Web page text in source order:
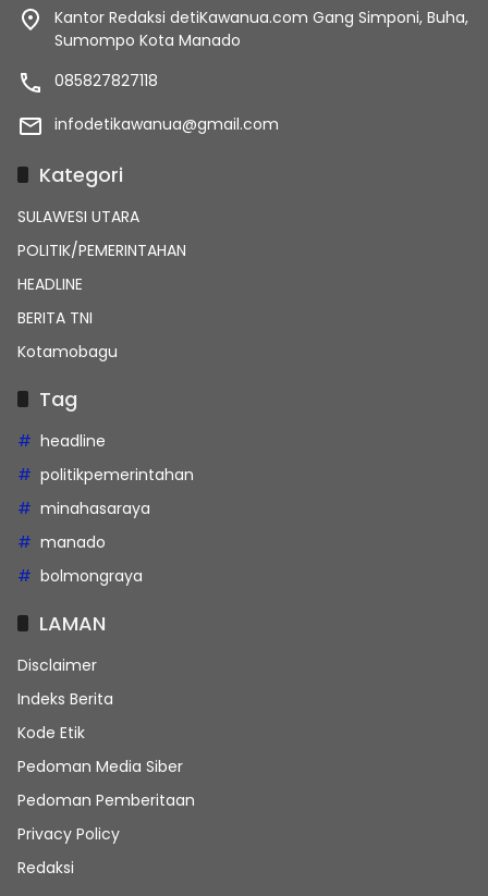
Kantor Redaksi detiKawanua.com Gang Simponi, Buha,
Sumompo Kota Manado
085827827118
infodetikawanua@gmail.com
Kategori
SULAWESI UTARA
POLITIK/PEMERINTAHAN
HEADLINE
BERITA TNI
Kotamobagu
Tag
headline
politikpemerintahan
minahasaraya
manado
bolmongraya
LAMAN
Disclaimer
Indeks Berita
Kode Etik
Pedoman Media Siber
Pedoman Pemberitaan
Privacy Policy
Redaksi